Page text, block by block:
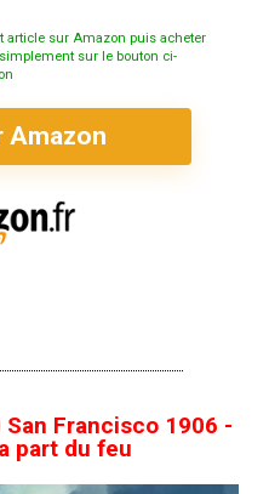
article sur Amazon puis acheter
sur le bouton ci-
Amazon
San Francisco 1906 -
part du feu